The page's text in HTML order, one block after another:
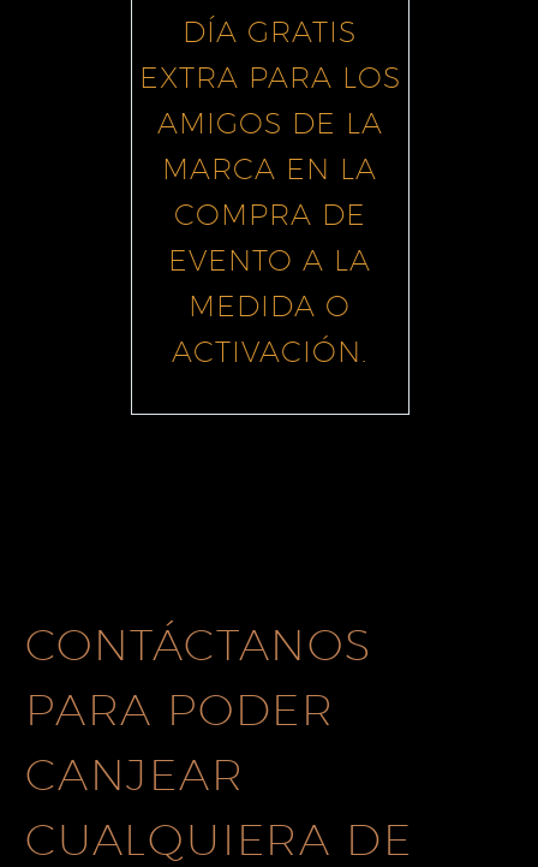
DÍA GRATIS
EXTRA PARA LOS
AMIGOS DE LA
MARCA EN LA
COMPRA DE
EVENTO A LA
MEDIDA O
ACTIVACIÓN.
CONTÁCTANOS
PARA PODER
CANJEAR
CUALQUIERA DE